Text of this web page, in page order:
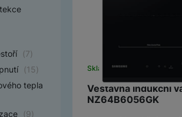
(7)
(15)
tepla
(9)
Vestavná indukční
NZ64B6056GK
Skladem